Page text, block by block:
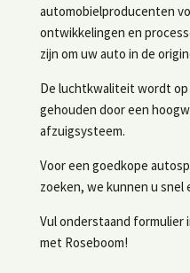
automobielproducenten
ontwikkelingen en
zijn om uw auto in de
De luchtkwaliteit wordt
gehouden door een
afzuigsysteem.
Voor een goedkope
zoeken, we kunnen u snel
Vul onderstaand formulier
met Roseboom!